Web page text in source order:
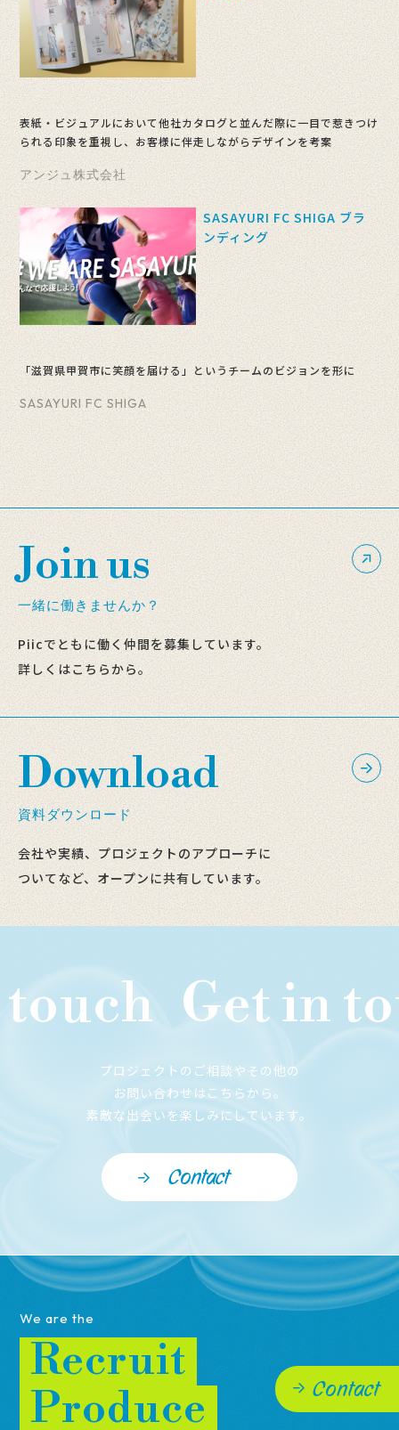
Contact
表紙・ビジュアルにおいて他社カタログと並んだ際に一目で惹きつけ
られる印象を重視し、お客様に伴走しながらデザインを考案
アンジュ株式会社
SASAYURI FC SHIGA ブラ
ンディング
「滋賀県甲賀市に笑顔を届ける」というチームのビジョンを形に
SASAYURI FC SHIGA
Join us
一緒に働きませんか？
Piicでともに働く仲間を募集しています。
詳しくはこちらから。
Download
資料ダウンロード
会社や実績、プロジェクトのアプローチに
ついてなど、オープンに共有しています。
Get in
プロジェクトのご相談やその他の
お問い合わせはこちらから。
素敵な出会いを楽しみにしています。
Contact
We are the
Recruit
Produce